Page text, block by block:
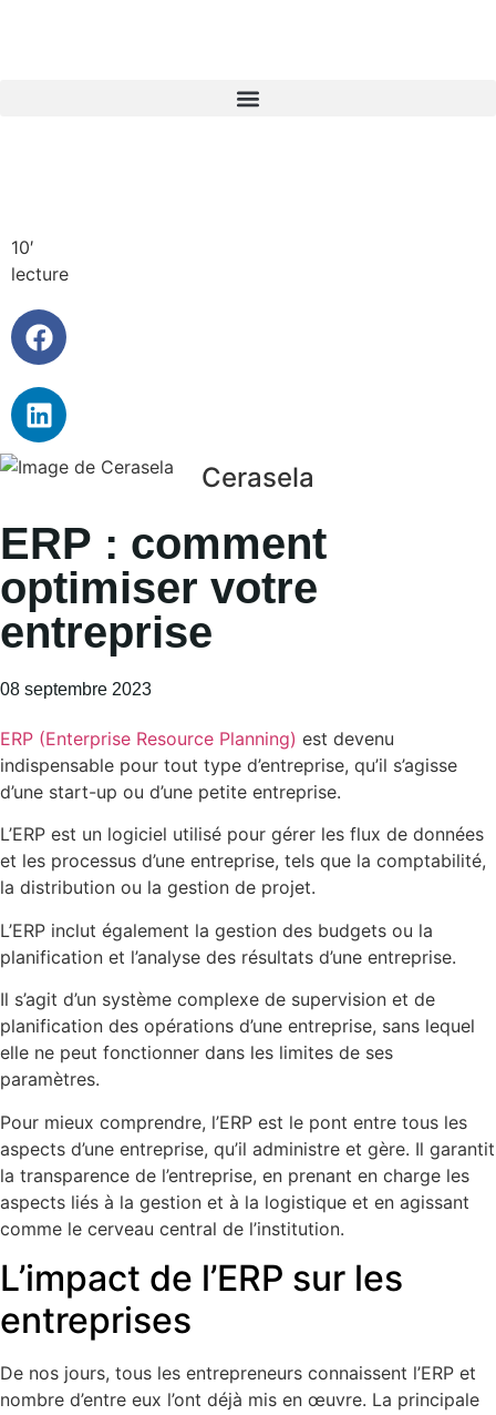
10′
lecture
Cerasela
ERP : comment
optimiser votre
entreprise
08 septembre 2023
ERP (Enterprise Resource Planning) est devenu
indispensable pour tout type d’entreprise, qu’il s’agisse
d’une start-up ou d’une petite entreprise.
L’ERP est un logiciel utilisé pour gérer les flux de données
et les processus d’une entreprise, tels que la comptabilité,
la distribution ou la gestion de projet.
L’ERP inclut également la gestion des budgets ou la
planification et l’analyse des résultats d’une entreprise.
Il s’agit d’un système complexe de supervision et de
planification des opérations d’une entreprise, sans lequel
elle ne peut fonctionner dans les limites de ses
paramètres.
Pour mieux comprendre, l’ERP est le pont entre tous les
aspects d’une entreprise, qu’il administre et gère. Il garantit
la transparence de l’entreprise, en prenant en charge les
aspects liés à la gestion et à la logistique et en agissant
comme le cerveau central de l’institution.
L’impact de l’ERP sur les
entreprises
De nos jours, tous les entrepreneurs connaissent l’ERP et
nombre d’entre eux l’ont déjà mis en œuvre. La principale